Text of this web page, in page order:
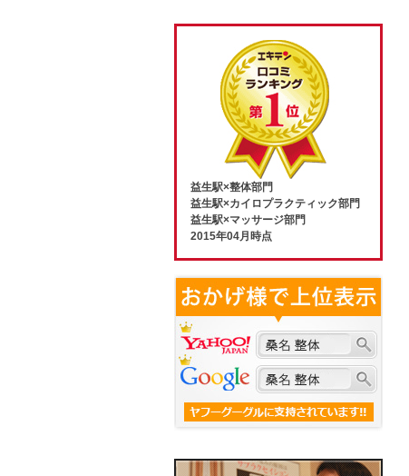
益生駅×整体部門
益生駅×カイロプラクティック部門
益生駅×マッサージ部門
2015年04月時点